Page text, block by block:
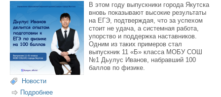
В этом году выпускники города Якутска
вновь показывают высокие результаты
на ЕГЭ, подтверждая, что за успехом
стоит не удача, а системная работа,
упорство и поддержка наставников.
Одним из таких примеров стал
выпускник 11 «Б» класса МОБУ СОШ
№1 Дьулус Иванов, набравший 100
баллов по физике.
Новости
Подробнее